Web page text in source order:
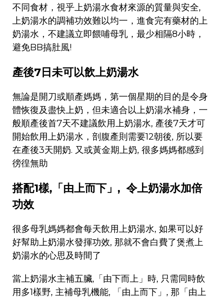
不同食材，視乎上奶湯水食材來源的質量與安全,
上奶湯水的調補功效難以均一，進食完有藥材的上
奶湯水，不建議立即餵哺母乳，最少相隔8小時，
避免BB搞肚風!
產後7日未可以飲上奶湯水
無論是開刀或順產媽媽，第一個星期的目的是令身
體恢復及盡快上奶，但未適合以上奶湯水補身，一
般順產後首7天不建議飲用上奶湯水, 產後7天才可
開始飲用上奶湯水，剖腹產則需要12朝後, 所以要
在產後3天開奶. 又或黃金期上奶, 很多媽媽都感到
徬徨無助
搭配1樣,「由上而下」, 令上奶湯水加倍
功效
很多母乳媽媽都會每天飲用上奶湯水, 如果可以好
好幫助上奶湯水發揮功效, 那就不會白費了煲煮上
奶湯水的心思及時間了
當上奶湯水主補五臟,「由下而上」時, 只需同時飲
用多1樣野, 主補母乳機能, 「由上而下」, 那「由上